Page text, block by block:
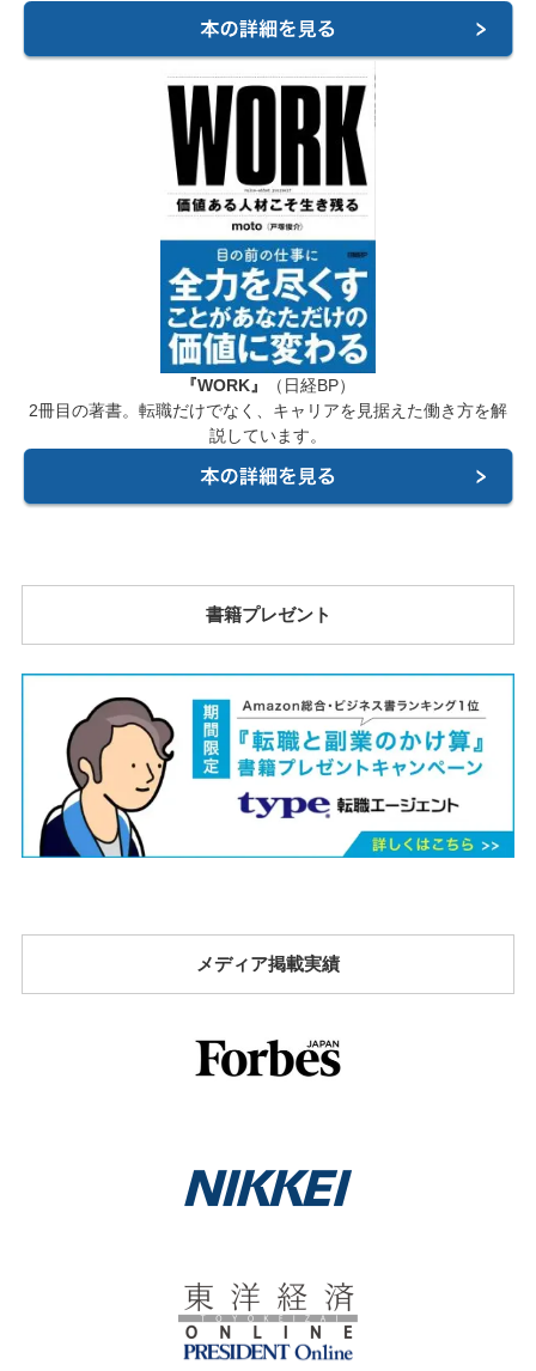
『WORK』
（日経BP）
2冊目の著書。転職だけでなく、キャリアを見据えた働き方を解
説しています。
書籍プレゼント
メディア掲載実績